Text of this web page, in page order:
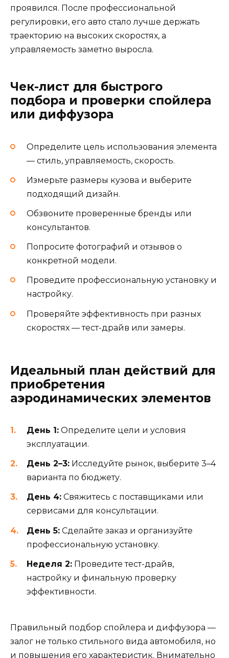
проявился. После профессиональной
регулировки, его авто стало лучше держать
траекторию на высоких скоростях, а
управляемость заметно выросла.
Чек-лист для быстрого
подбора и проверки спойлера
или диффузора
Определите цель использования элемента
— стиль, управляемость, скорость.
Измерьте размеры кузова и выберите
подходящий дизайн.
Обзвоните проверенные бренды или
консультантов.
Попросите фотографий и отзывов о
конкретной модели.
Проведите профессиональную установку и
настройку.
Проверяйте эффективность при разных
скоростях — тест-драйв или замеры.
Идеальный план действий для
приобретения
аэродинамических элементов
День 1: Определите цели и условия
эксплуатации.
День 2–3: Исследуйте рынок, выберите 3–4
варианта по бюджету.
День 4: Свяжитесь с поставщиками или
сервисами для консультации.
День 5: Сделайте заказ и организуйте
профессиональную установку.
Неделя 2: Проведите тест-драйв,
настройку и финальную проверку
эффективности.
Правильный подбор спойлера и диффузора —
залог не только стильного вида автомобиля, но
и повышения его характеристик. Внимательно